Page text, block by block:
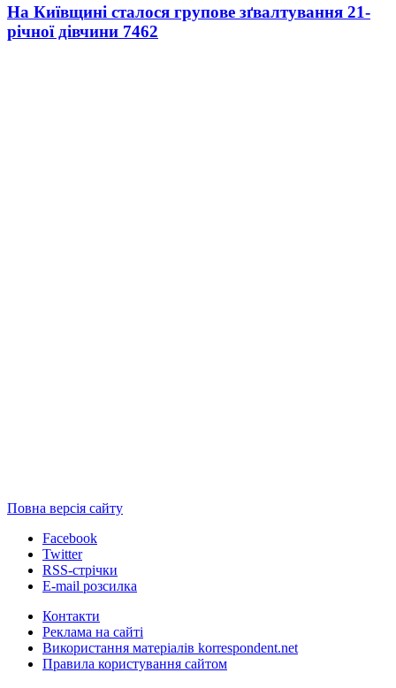
На Київщині сталося групове зґвалтування 21-
річної дівчини 7462
Повна версія сайту
Facebook
Twitter
RSS-стрічки
E-mail розсилка
Контакти
Реклама на сайті
Використання матеріалів korrespondent.net
Правила користування сайтом